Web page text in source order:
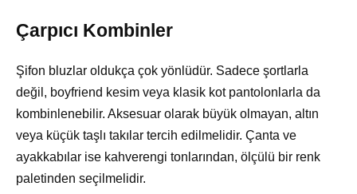
Çarpıcı Kombinler
Şifon bluzlar oldukça çok yönlüdür. Sadece şortlarla
değil, boyfriend kesim veya klasik kot pantolonlarla da
kombinlenebilir. Aksesuar olarak büyük olmayan, altın
veya küçük taşlı takılar tercih edilmelidir. Çanta ve
ayakkabılar ise kahverengi tonlarından, ölçülü bir renk
paletinden seçilmelidir.